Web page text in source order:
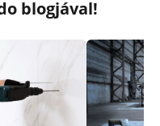
blogjával!